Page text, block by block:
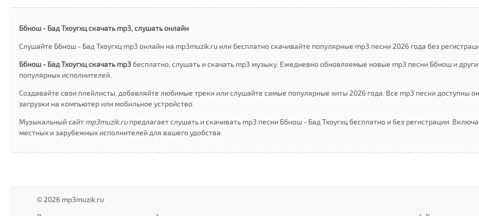
Ббнош - Бад Тхоугхц скачать mp3, слушать онлайн
Слушайте Ббнош - Бад Тхоугхц mp3 онлайн на mp3muzik.ru или бесплатно скачивайте популярные mp3 песни 2026 года без
Ббнош - Бад Тхоугхц скачать mp3бесплатно, слушать и скачать mp3 музыку. Ежедневно обновляемые новые mp3 песни Ббнош и
популярных исполнителей.
Создавайте свои плейлисты, добавляйте любимые треки или слушайте самые популярные хиты 2026 года. Все mp3 песни доступны
загрузки на компьютер или мобильное устройство.
Музыкальный сайт mp3muzik.ruпредлагает слушать и скачивать mp3 песни Ббнош - Бад Тхоугхц бесплатно и без регистрации.
местных и зарубежных исполнителей для вашего удобства.
© 2026 mp3muzik.ru